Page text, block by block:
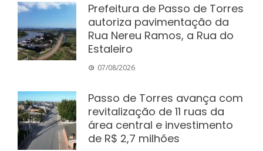
Prefeitura de Passo de Torres
autoriza pavimentação da
Rua Nereu Ramos, a Rua do
Estaleiro
07/08/2026
Passo de Torres avança com
revitalização de 11 ruas da
área central e investimento
de R$ 2,7 milhões